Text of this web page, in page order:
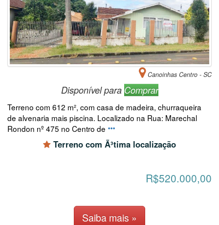
Canoinhas Centro - SC
Disponível para Comprar
Terreno com 612 m², com casa de madeira, churraqueira
de alvenaria mais piscina. Localizado na Rua: Marechal
Rondon nº 475 no Centro de
Terreno com Ã³tima localização
R$520.000,00
Saiba mais »